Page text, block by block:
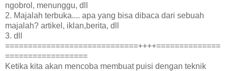
ngobrol, menunggu, dll
2. Majalah terbuka.... apa yang bisa dibaca dari sebuah
majalah? artikel, iklan,berita, dll
3. dll
=============================++++==============
==================
Ketika kita akan mencoba membuat puisi dengan teknik